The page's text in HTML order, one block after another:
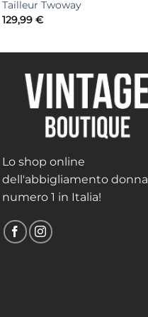
Tailleur Twoway
129,99 €
Lo shop online
dell'abbigliamento donna
numero 1 in Italia!